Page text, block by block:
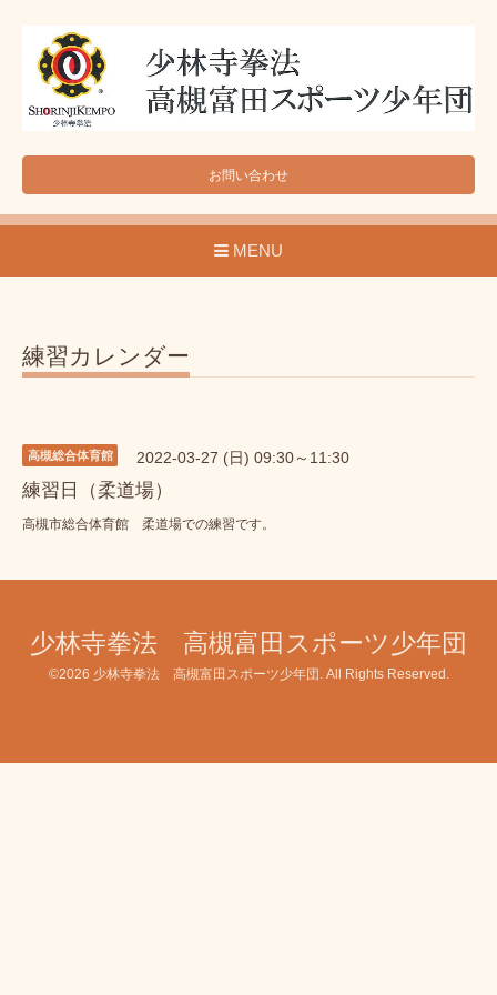
お問い合わせ
MENU
練習カレンダー
高槻総合体育館 2022-03-27 (日) 09:30～11:30
練習日（柔道場）
高槻市総合体育館 柔道場での練習です。
少林寺拳法 高槻富田スポーツ少年団
©2026 少林寺拳法 高槻富田スポーツ少年団 . All Rights Reserved.